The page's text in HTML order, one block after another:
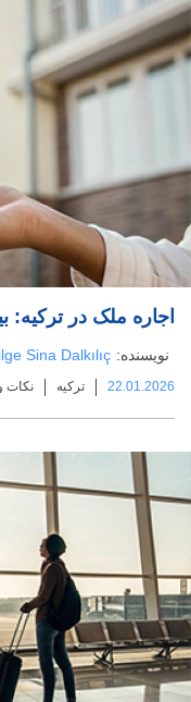
اجاره ملک در
نویسنده: Sina Dalkılıç
22.01.2026 ترکیه نکات